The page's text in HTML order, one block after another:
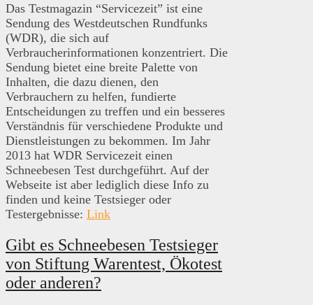
Das Testmagazin “Servicezeit” ist eine
Sendung des Westdeutschen Rundfunks
(WDR), die sich auf
Verbraucherinformationen konzentriert. Die
Sendung bietet eine breite Palette von
Inhalten, die dazu dienen, den
Verbrauchern zu helfen, fundierte
Entscheidungen zu treffen und ein besseres
Verständnis für verschiedene Produkte und
Dienstleistungen zu bekommen. Im Jahr
2013 hat WDR Servicezeit einen
Schneebesen Test durchgeführt. Auf der
Webseite ist aber lediglich diese Info zu
finden und keine Testsieger oder
Testergebnisse: Link
Gibt es Schneebesen Testsieger
von Stiftung Warentest, Ökotest
oder anderen?